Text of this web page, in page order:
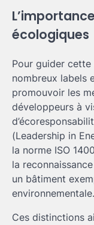
écologiques
Pour guider
nombreux labels
promouvoir les
développeurs à
(Leadership in
la norme ISO
la
un bâtiment
environnementale.
Ces distinctions